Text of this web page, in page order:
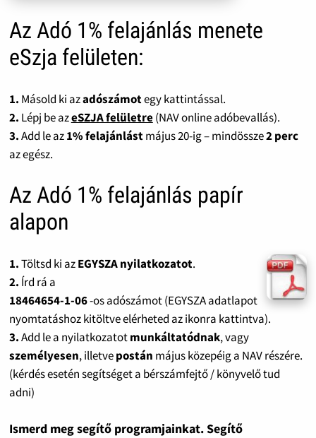
Az Adó 1% felajánlás menete
eSzja felületen:
1. Másold ki azadószámotegy kattintással.
2. Lépj be azeSZJA felületre(NAV online adóbevallás).
3.Add le az1% felajánlástmájus 20-ig – mindössze2 perc
az egész.
Az Adó 1% felajánlás papír
alapon
1.Töltsd ki azEGYSZA nyilatkozatot.
2. Írd rá a
18464654-1-06-os adószámot (EGYSZA adatlapot
nyomtatáshoz kitöltve elérheted az ikonra kattintva).
3.Add le a nyilatkozatotmunkáltatódnak, vagy
személyesen, illetvepostán május közepéig a NAV részére.
(kérdés esetén segítséget a bérszámfejtő / könyvelő tud
adni)
Ismerd meg segítő programjainkat. Segítő